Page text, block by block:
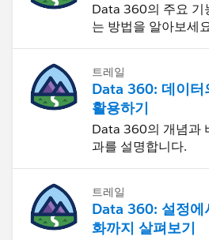
Data 360의 주요 기
는 방법을 알아보세
트레일
Data 360: 데이터
활용하기
Data 360의 개념과
과를 설명합니다.
트레일
Data 360: 설정에
화까지 살펴보기